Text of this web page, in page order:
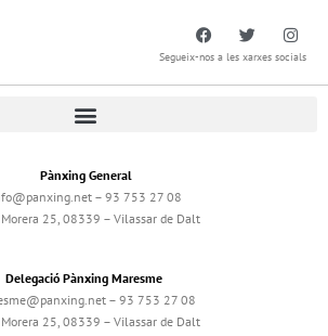
Segueix-nos a les xarxes socials
Pànxing General
– 93 753 27 08
Morera 25, 08339 – Vilassar de Dalt
Delegació Pànxing Maresme
– 93 753 27 08
Morera 25, 08339 – Vilassar de Dalt